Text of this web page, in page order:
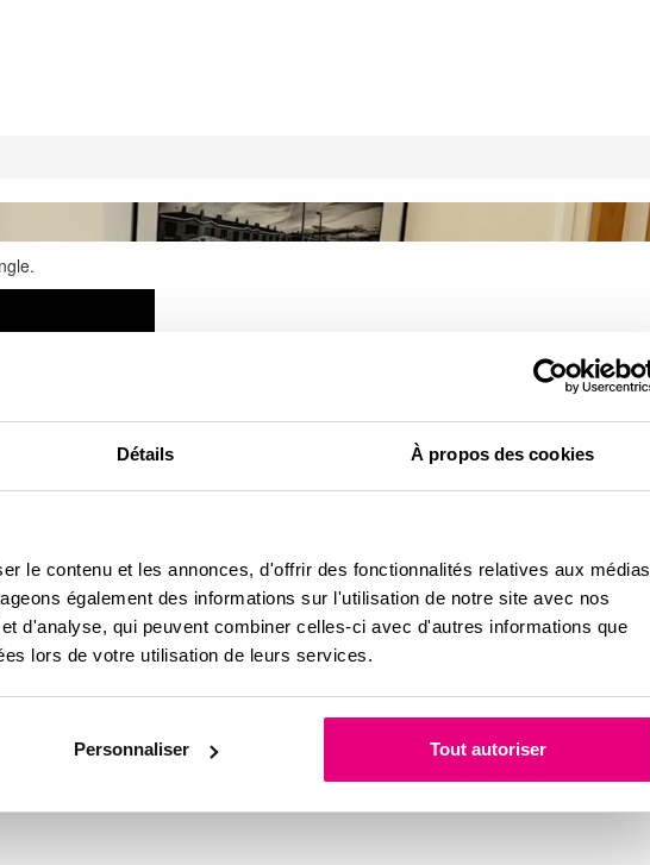
Détails À propos des cookies
le contenu et les annonces, d'offrir des fonctionnalités relatives aux médias
également des informations sur l'utilisation de notre site avec nos
d'analyse, qui peuvent combiner celles-ci avec d'autres informations que
lors de votre utilisation de leurs services.
Personnaliser Tout autoriser